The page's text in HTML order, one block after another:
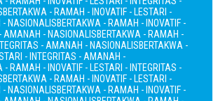
BERTAKWA - RAMAH - INOVATIF - LESTARI -
- NASIONALISBERTAKWA - RAMAH - INOVATIF -
AMANAH - NASIONALISBERTAKWA - RAMAH -
- AMANAH - NASIONALISBERTAKWA -
- INTEGRITAS - AMANAH -
- RAMAH - INOVATIF - LESTARI - INTEGRITAS -
BERTAKWA - RAMAH - INOVATIF - LESTARI -
- NASIONALISBERTAKWA - RAMAH - INOVATIF -